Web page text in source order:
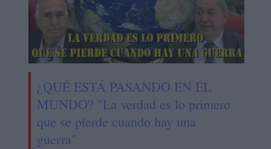
¿QUÉ ESTÁ PASANDO EN EL
MUNDO? "La verdad es lo primero
que se pierde cuando hay una
guerra"